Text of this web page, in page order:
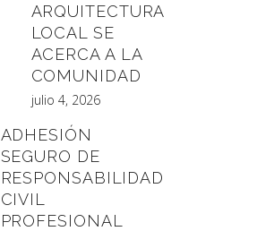
ARQUITECTURA
LOCAL SE
ACERCA A LA
COMUNIDAD
julio 4, 2026
ADHESIÓN
SEGURO DE
RESPONSABILIDAD
CIVIL
PROFESIONAL